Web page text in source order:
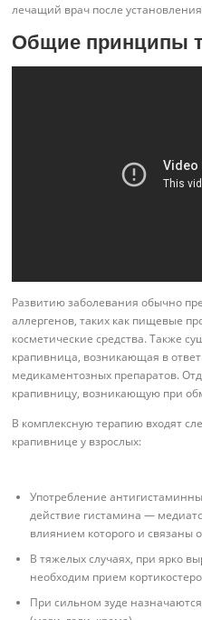
лечащий врач после
Общие принципы
Развитию заболевания обычно
аллергенов, таких как пищевые
косметические средства. Также
крапивница, возникающая в
медикаментозных препаратов.
крапивницу, возникающую при
В комплексную терапию входят
крапивнице у взрослых:
Употребление
действие гистамина —
влиянием которого и связаны
В тяжелых случаях, при ярко
необходим прием
При сильном зуде